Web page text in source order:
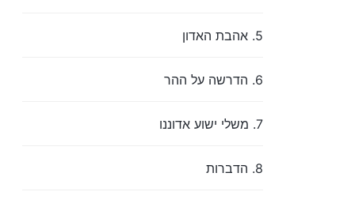
5. אהבת האדון
6. הדרשה על ההר
7. משלי ישוע אדוננו
8. הדברות